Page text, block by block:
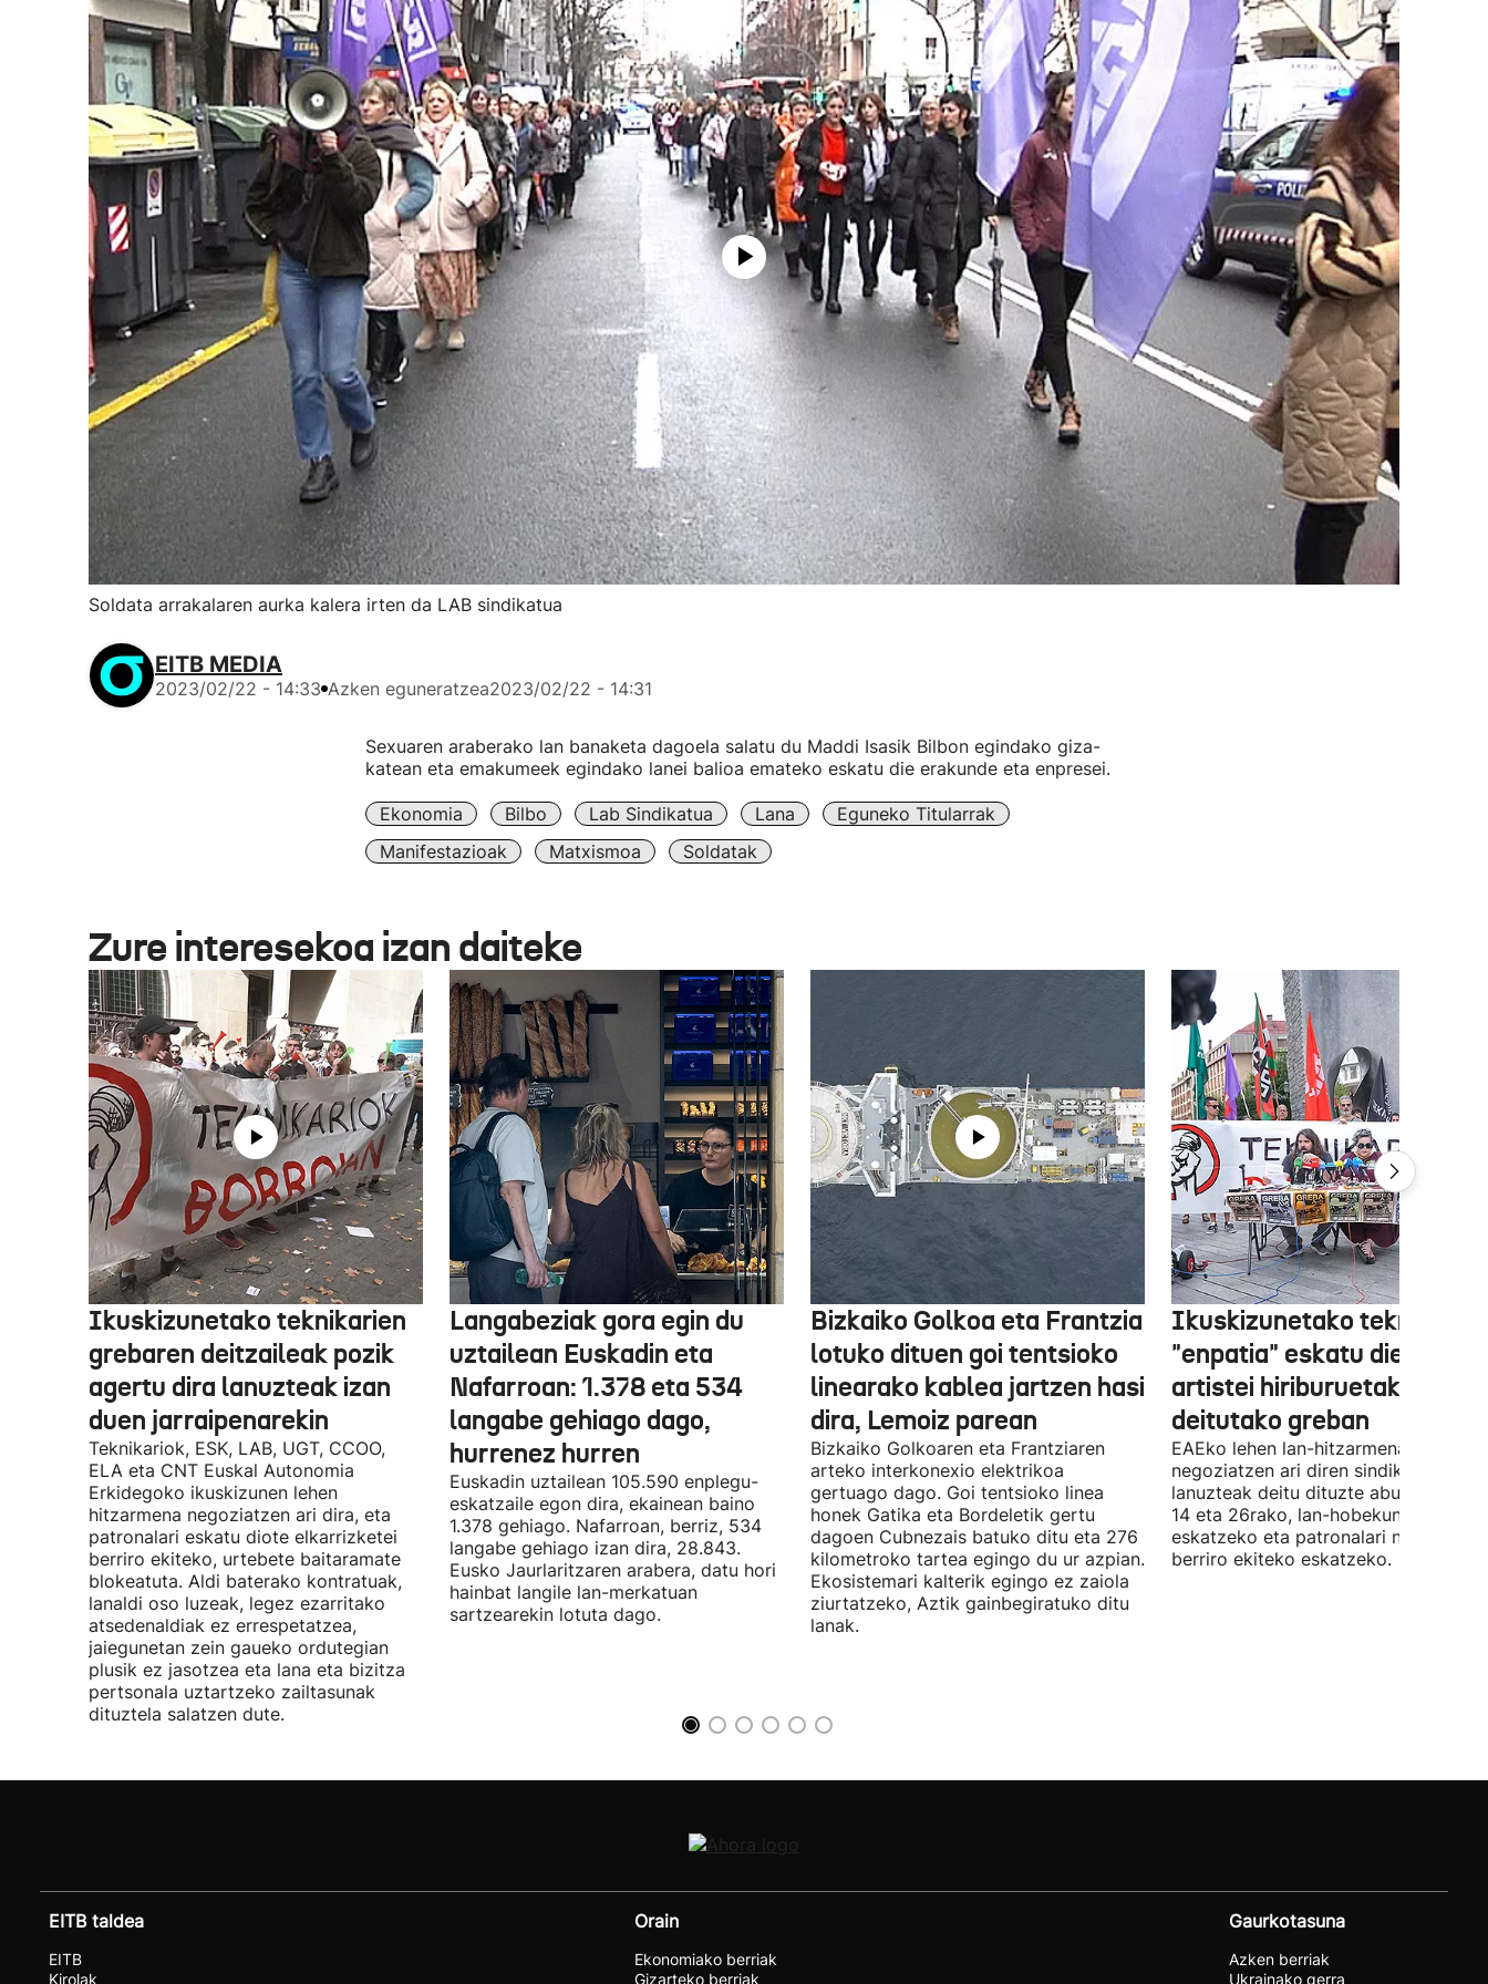
Soldata arrakalaren aurka kalera irten da LAB sindikatua
EITB MEDIA
2023/02/22 - 14:33 Azken eguneratzea2023/02/22 - 14:31
Sexuaren araberako lan banaketa dagoela salatu du Maddi Isasik Bilbon egindako giza-
katean eta emakumeek egindako lanei balioa emateko eskatu die erakunde eta enpresei.
Ekonomia Bilbo Lab Sindikatua Lana
Eguneko Titularrak
Manifestazioak
Matxismoa Soldatak
Zure interesekoa izan daiteke
Ikuskizunetako teknikarien
grebaren deitzaileak pozik
agertu dira lanuzteak izan
duen jarraipenarekin
Teknikariok, ESK, LAB, UGT, CCOO,
ELA eta CNT Euskal Autonomia
Erkidegoko ikuskizunen lehen
hitzarmena negoziatzen ari dira, eta
patronalari eskatu diote elkarrizketei
berriro ekiteko, urtebete baitaramate
blokeatuta. Aldi baterako kontratuak,
lanaldi oso luzeak, legez ezarritako
atsedenaldiak ez errespetatzea,
jaiegunetan zein gaueko ordutegian
plusik ez jasotzea eta lana eta bizitza
pertsonala uztartzeko zailtasunak
dituztela salatzen dute.
Langabeziak gora egin du
uztailean Euskadin eta
Nafarroan: 1.378 eta 534
langabe gehiago dago,
hurrenez hurren
Euskadin uztailean 105.590 enplegu-
eskatzaile egon dira, ekainean baino
1.378 gehiago. Nafarroan, berriz, 534
langabe gehiago izan dira, 28.843.
Eusko Jaurlaritzaren arabera, datu hori
hainbat langile lan-merkatuan
sartzearekin lotuta dago.
Bizkaiko Golkoa eta Frantzia
lotuko dituen goi tentsioko
linearako kablea jartzen hasi
dira, Lemoiz parean
Bizkaiko Golkoaren eta Frantziaren
arteko interkonexio elektrikoa
gertuago dago. Goi tentsioko linea
honek Gatika eta Bordeletik gertu
dagoen Cubnezais batuko ditu eta 276
kilometroko tartea egingo du ur azpian.
Ekosistemari kalterik egingo ez zaiola
ziurtatzeko, Aztik gainbegiratuko ditu
lanak.
Ikuskizunetako teknikariek
"enpatia" eskatu diete
artistei hiriburuetako
deitutako greban
EAEko lehen lan-hitzarmena
negoziatzen ari diren sindikatuek
lanuzteak deitu dituzte abuztuaren 5,
14 eta 26rako, lan-hobekuntzak
eskatzeko eta patronalari
berriro ekiteko eskatzeko.
EITB taldea
EITB
Kirolak
Orain
Ekonomiako berriak
Gizarteko berriak
Gaurkotasuna
Azken berriak
Ukrainako gerra